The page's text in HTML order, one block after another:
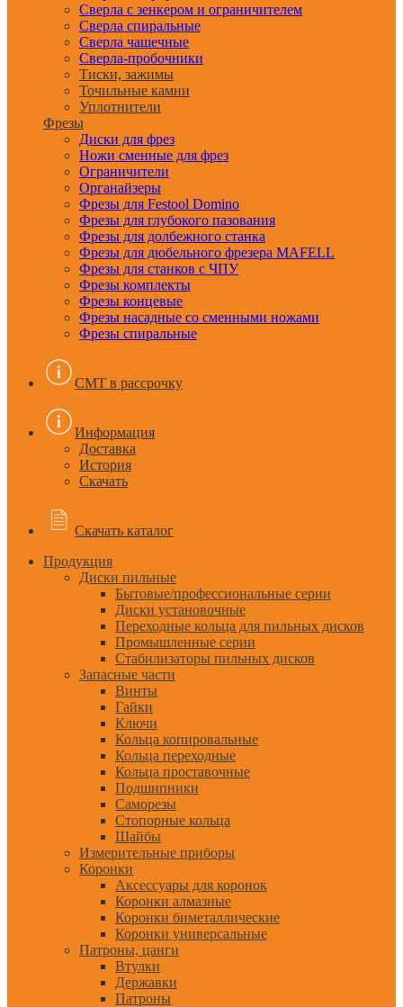
Сверла с зенкером и ограничителем
Сверла спиральные
Сверла чашечные
Сверла-пробочники
Тиски, зажимы
Точильные камни
Уплотнители
Фрезы
Диски для фрез
Ножи сменные для фрез
Ограничители
Органайзеры
Фрезы для Festool Domino
Фрезы для глубокого пазования
Фрезы для долбежного станка
Фрезы для дюбельного фрезера MAFELL
Фрезы для станков с ЧПУ
Фрезы комплекты
Фрезы концевые
Фрезы насадные со сменными ножами
Фрезы спиральные
CMT в рассрочку
Информация
Доставка
История
Скачать
Скачать каталог
Продукция
Диски пильные
Бытовые/профессиональные серии
Диски установочные
Переходные кольца для пильных дисков
Промышленные серии
Стабилизаторы пильных дисков
Запасные части
Винты
Гайки
Ключи
Кольца копировальные
Кольца переходные
Кольца проставочные
Подшипники
Саморезы
Стопорные кольца
Шайбы
Измерительные приборы
Коронки
Аксессуары для коронок
Коронки алмазные
Коронки биметаллические
Коронки универсальные
Патроны, цанги
Втулки
Державки
Патроны